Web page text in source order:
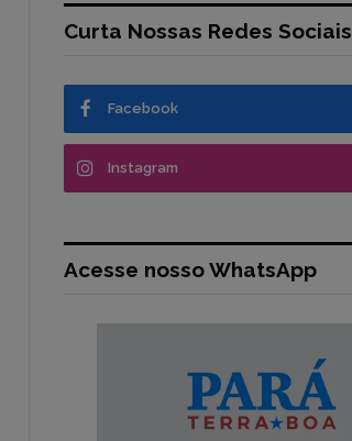
Curta Nossas Redes Sociais
Facebook
Instagram
Acesse nosso WhatsApp